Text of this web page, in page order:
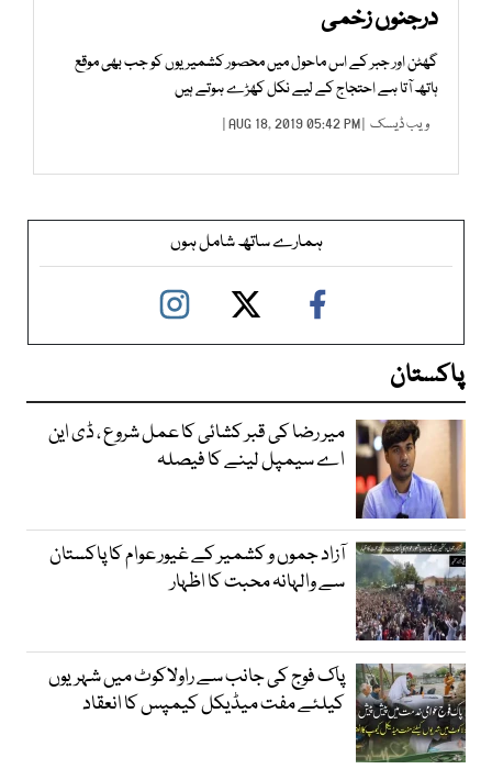
درجنوں زخمی
گھٹن اور جبر کے اس ماحول میں محصور کشمیریوں کو جب بھی موقع
ہاتھ آتا ہے احتجاج کے لیے نکل کھڑے ہوتے ہیں
ویب ڈیسک | AUG 18, 2019 05:42 PM |
ہمارے ساتھ شامل ہوں
پاکستان
میر رضا کی قبر کشائی کا عمل شروع ، ڈی این
اے سیمپل لینے کا فیصلہ
آزاد جموں و کشمیر کے غیور عوام کا پاکستان
سے والہانہ محبت کا اظہار
پاک فوج کی جانب سے راولاکوٹ میں شہریوں
کیلئے مفت میڈیکل کیمپس کا انعقاد